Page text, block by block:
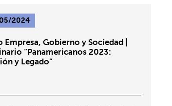
2024
Empresa, Gobierno y Sociedad |
“Panamericanos 2023:
y Legado”